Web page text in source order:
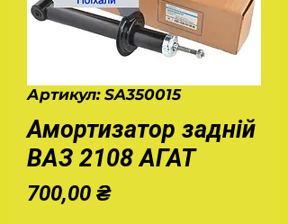
Артикул: SA350015
Амортизатор задній
ВАЗ 2108 АГАТ
700,00 ₴Ціна